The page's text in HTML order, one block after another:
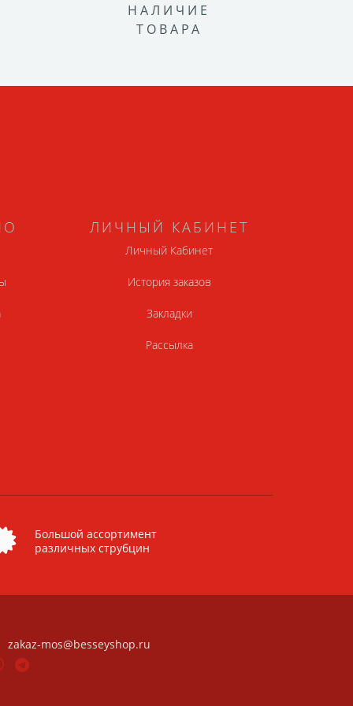
НАЛИЧИЕ
ТОВАРА
ЛИЧНЫЙ КАБИНЕТ
Личный Кабинет
История заказов
Закладки
Рассылка
Большой ассортимент
различных струбцин
zakaz-mos@besseyshop.ru